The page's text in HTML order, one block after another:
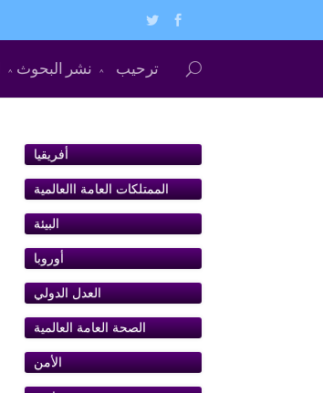
ترحيب نشر البحوث
أفريقيا
الممتلكات العامة اﺍلعالمية
البيئة
أوروبا
ﺍلعدل الدولي
الصحة العامة العالمية
الأمن